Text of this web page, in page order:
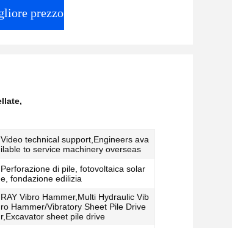
prezzo
,
Video technical support,Engineers ava
ilable to service machinery overseas
Perforazione di pile, fotovoltaica solar
e, fondazione edilizia
RAY Vibro Hammer,Multi Hydraulic Vib
ro Hammer/Vibratory Sheet Pile Drive
r,Excavator sheet pile drive